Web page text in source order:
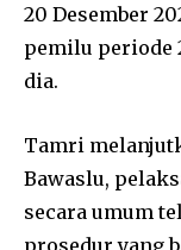
20 Desember
pemilu periode
dia.
Tamri
Bawaslu,
secara umum
prosedur yang